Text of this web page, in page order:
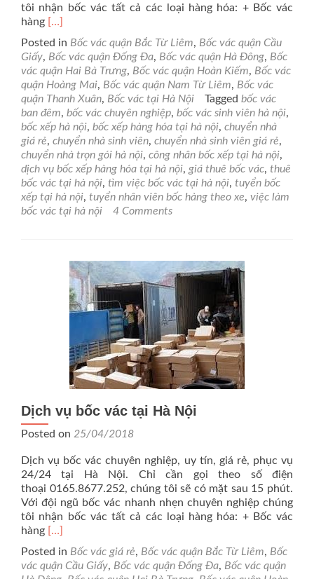
tôi nhận bốc vác tất cả các loại hàng hóa: + Bốc vác
hàng Read
about
Dịch
vụ
chuyển
nhà
trọn
gói
tại
Hà
Nội
[…]
Posted in Bốc vác quận Bắc Từ Liêm, Bốc vác quận Cầu
Giấy, Bốc vác quận Đống Đa, Bốc vác quận Hà Đông, Bốc
vác quận Hai Bà Trưng, Bốc vác quận Hoàn Kiếm, Bốc vác
quận Hoàng Mai, Bốc vác quận Nam Từ Liêm, Bốc vác
quận Thanh Xuân, Bốc vác tại Hà Nội Tagged bốc vác
ban đêm, bốc vác chuyên nghiệp, bốc vác sinh viên hà nội,
bốc xếp hà nội, bốc xếp hàng hóa tại hà nội, chuyển nhà
giá rẻ, chuyển nhà sinh viên, chuyển nhà sinh viên giá rẻ,
chuyển nhà trọn gói hà nội, công nhân bốc xếp tại hà nội,
dịch vụ bốc xếp hàng hóa tại hà nội, giá thuê bốc vác, thuê
bốc vác tại hà nội, tìm việc bốc vác tại hà nội, tuyển bốc
xếp tại hà nội, tuyển nhân viên bốc hàng theo xe, việc làm
bốc vác tại hà nội
4 Comments
Dịch vụ bốc vác tại Hà Nội
Posted on 25/04/2018
Dịch vụ bốc vác chuyên nghiệp, uy tín, giá rẻ, phục vụ
24/24 tại Hà Nội. Chỉ cần gọi theo số điện
thoại 0165.8677.252, chúng tôi sẽ có mặt sau 15 phút.
Với đội ngũ bốc vác nhanh nhẹn chuyên nghiệp chúng
tôi nhận bốc vác tất cả các loại hàng hóa: + Bốc vác
hàng Read
about
Dịch
[…]
Posted in Bốc vác giá rẻ, Bốc vác quận Bắc Từ Liêm, Bốc
vác quận Cầu Giấy, Bốc vác quận Đống Đa, Bốc vác quận